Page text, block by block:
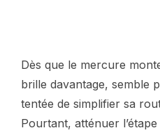
Dès que le mercure
brille davantage, semble
tentée de simplifier sa
Pourtant, atténuer